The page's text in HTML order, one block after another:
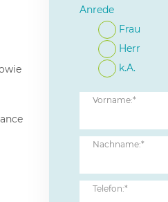
Anrede
Frau
Herr
k.A.
Vorname:*
Nachname:*
Telefon:*